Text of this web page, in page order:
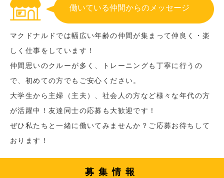
働いている仲間からのメッセージ
マクドナルドでは幅広い年齢の仲間が集まって仲良く・楽
しく仕事をしています！
仲間思いのクルーが多く、トレーニングも丁寧に行うの
で、初めての方でもご安心ください。
大学生から主婦（主夫）、社会人の方など様々な年代の方
が活躍中！友達同士の応募も大歓迎です！
ぜひ私たちと一緒に働いてみませんか？ご応募お待ちして
おります！
募集情報